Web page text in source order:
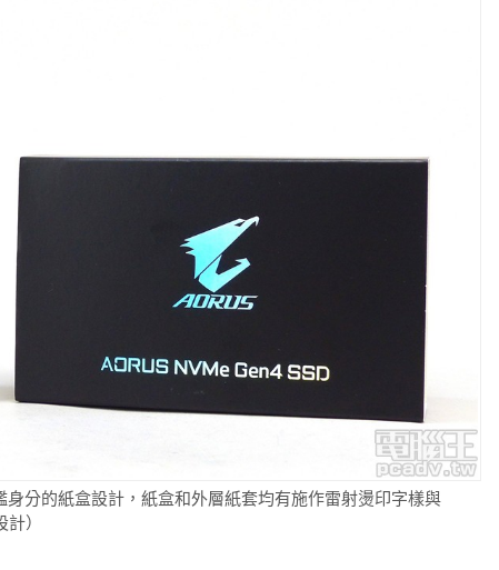
分的紙盒設計，紙盒和外層紙套均有施作雷射燙印字樣與
）